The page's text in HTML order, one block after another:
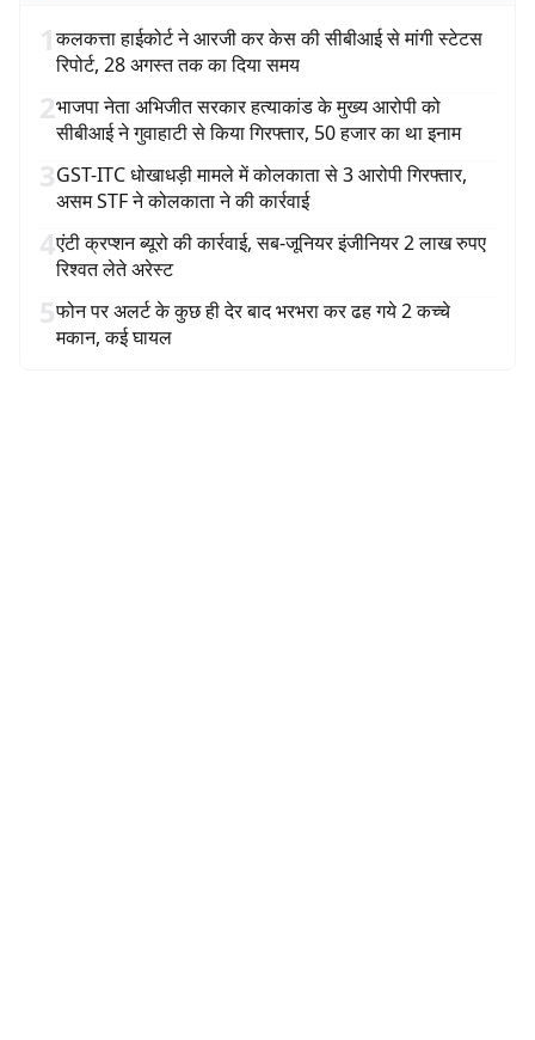
1कलकत्ता हाईकोर्ट ने आरजी कर केस की सीबीआई से मांगी स्टेटस
रिपोर्ट, 28 अगस्त तक का दिया समय
2भाजपा नेता अभिजीत सरकार हत्याकांड के मुख्य आरोपी को
सीबीआई ने गुवाहाटी से किया गिरफ्तार, 50 हजार का था इनाम
3GST-ITC धोखाधड़ी मामले में कोलकाता से 3 आरोपी गिरफ्तार,
असम STF ने कोलकाता ने की कार्रवाई
4एंटी क्रप्शन ब्यूरो की कार्रवाई, सब-जूनियर इंजीनियर 2 लाख रुपए
रिश्वत लेते अरेस्ट
5फोन पर अलर्ट के कुछ ही देर बाद भरभरा कर ढह गये 2 कच्चे
मकान, कई घायल